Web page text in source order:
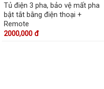
Tủ điện 3 pha, bảo vệ mất pha
bật tắt bằng điện thoại +
Remote
2000,000 đ